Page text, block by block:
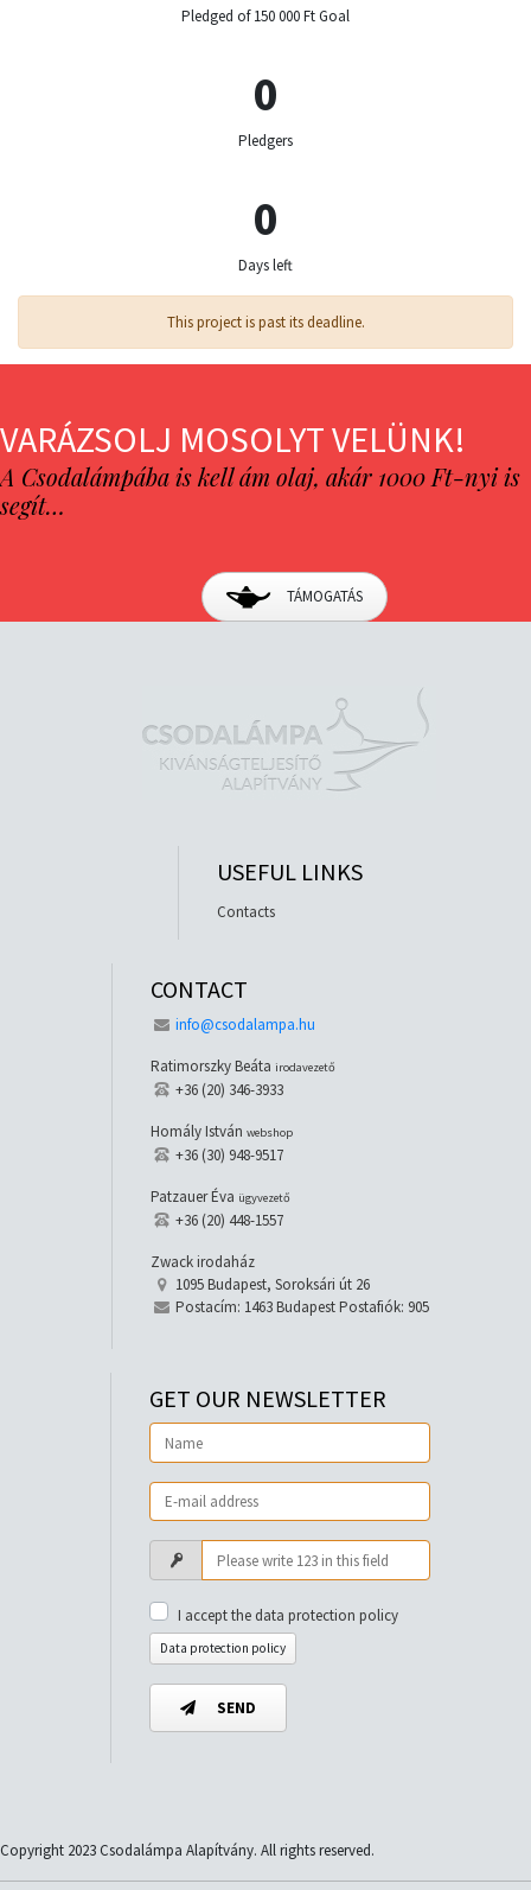
Pledged of 150 000 Ft Goal
0
Pledgers
0
Days left
This project is past its deadline.
VARÁZSOLJ MOSOLYT VELÜNK!
A Csodalámpába is kell ám olaj, akár 1000 Ft-nyi is
segít…
TÁMOGATÁS
USEFUL LINKS
Contacts
CONTACT
info@csodalampa.hu
Ratimorszky Beáta irodavezető
+36 (20) 346-3933
Homály István webshop
+36 (30) 948-9517
Patzauer Éva ügyvezető
+36 (20) 448-1557
Zwack irodaház
1095 Budapest, Soroksári út 26
Postacím: 1463 Budapest Postafiók: 905
GET OUR NEWSLETTER
I accept the data protection policy
Data protection policy
SEND
Copyright 2023 Csodalámpa Alapítvány. All rights reserved.